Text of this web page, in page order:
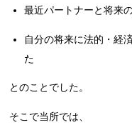
最近パートナーと将来
自分の将来に法的・経
た
とのことでした。
そこで当所では、